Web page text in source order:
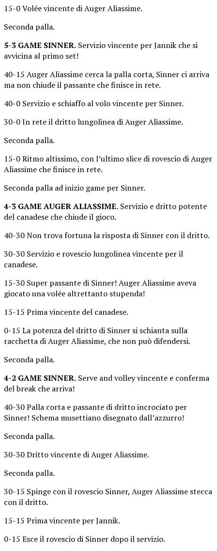
15-0 Volée vincente di Auger Aliassime.
Seconda palla.
5-3 GAME SINNER. Servizio vincente per Jannik che si
avvicina al primo set!
40-15 Auger Aliassime cerca la palla corta, Sinner ci arriva
ma non chiude il passante che finisce in rete.
40-0 Servizio e schiaffo al volo vincente per Sinner.
30-0 In rete il dritto lungolinea di Auger Aliassime.
Seconda palla.
15-0 Ritmo altissimo, con l’ultimo slice di rovescio di Auger
Aliassime che finisce in rete.
Seconda palla ad inizio game per Sinner.
4-3 GAME AUGER ALIASSIME. Servizio e dritto potente
del canadese che chiude il gioco.
40-30 Non trova fortuna la risposta di Sinner con il dritto.
30-30 Servizio e rovescio lungolinea vincente per il
canadese.
15-30 Super passante di Sinner! Auger Aliassime aveva
giocato una volée altrettanto stupenda!
15-15 Prima vincente del canadese.
0-15 La potenza del dritto di Sinner si schianta sulla
racchetta di Auger Aliassime, che non può difendersi.
Seconda palla.
4-2 GAME SINNER. Serve and volley vincente e conferma
del break che arriva!
40-30 Palla corta e passante di dritto incrociato per
Sinner! Schema musettiano disegnato dall’azzurro!
Seconda palla.
30-30 Dritto vincente di Auger Aliassime.
Seconda palla.
30-15 Spinge con il rovescio Sinner, Auger Aliassime stecca
con il dritto.
15-15 Prima vincente per Jannik.
0-15 Esce il rovescio di Sinner dopo il servizio.